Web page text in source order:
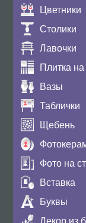
Цветники
Столики
Лавочки
Плитка
Вазы
Таблички
Щебень
Фото на
Вставка
Буквы
Декор из